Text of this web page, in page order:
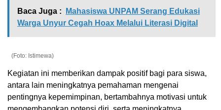
Baca Juga :
Mahasiswa UNPAM Serang Edukasi
Warga Unyur Cegah Hoax Melalui Literasi Digital
(Foto: Istimewa)
Kegiatan ini memberikan dampak positif bagi para siswa,
antara lain meningkatnya pemahaman mengenai
pentingnya kepemimpinan, bertambahnya motivasi untuk